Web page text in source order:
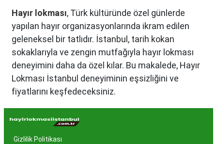
Hayır lokması, Türk kültüründe özel günlerde
yapılan hayır organizasyonlarında ikram edilen
geleneksel bir tatlıdır. İstanbul, tarih kokan
sokaklarıyla ve zengin mutfağıyla hayır lokması
deneyimini daha da özel kılar. Bu makalede, Hayır
Lokması İstanbul deneyiminin eşsizliğini ve
fiyatlarını keşfedeceksiniz.
Hayır Lokması İstanbul'da
Neden Popüler?
Gizlilik Politikası